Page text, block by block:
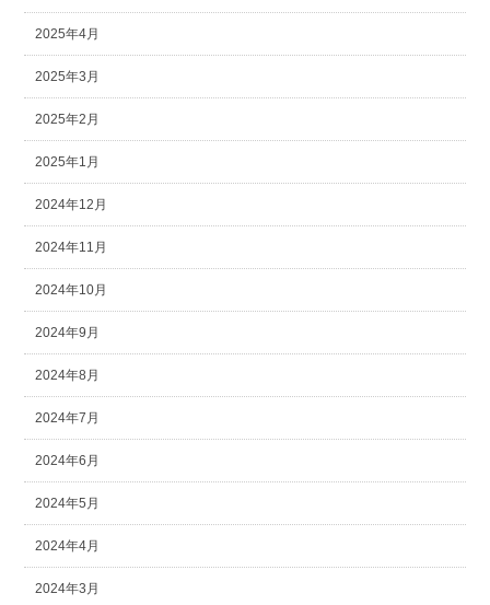
2025年4月
2025年3月
2025年2月
2025年1月
2024年12月
2024年11月
2024年10月
2024年9月
2024年8月
2024年7月
2024年6月
2024年5月
2024年4月
2024年3月